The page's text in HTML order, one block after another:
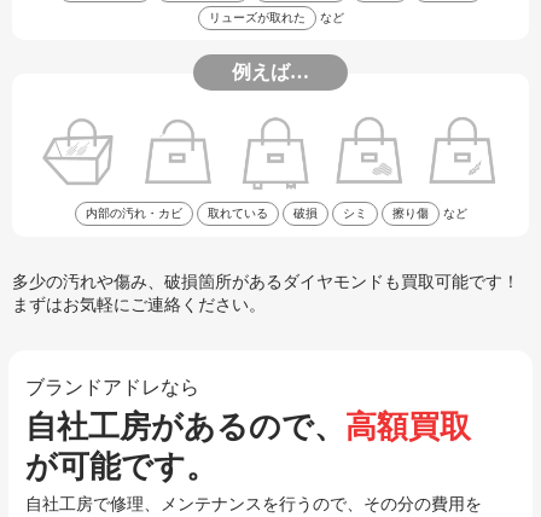
リューズが取れた など
例えば…
内部の汚れ・カビ 取れている 破損 シミ 擦り傷 など
多少の汚れや傷み、破損箇所があるダイヤモンドも買取可能です！
まずはお気軽にご連絡ください。
ブランドアドレなら
自社工房があるので、 高額買取
が可能です。
自社工房で修理、メンテナンスを行うので、その分の費用を